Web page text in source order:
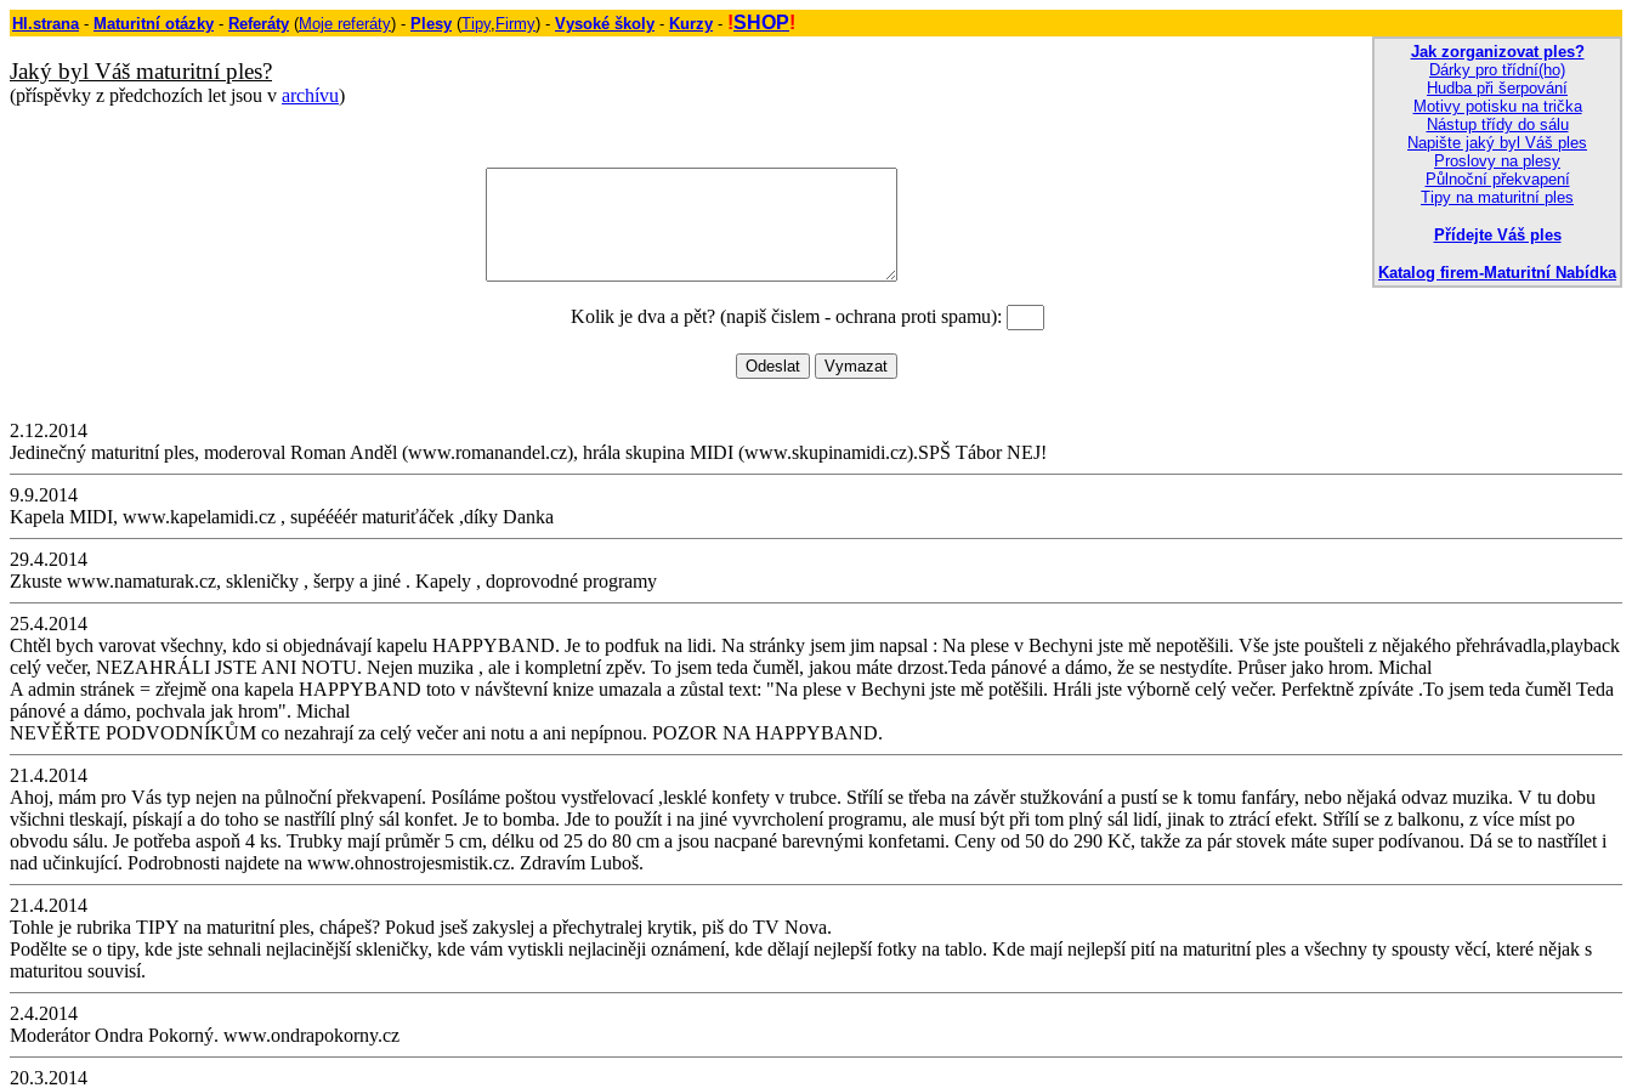
Hl.strana- Maturitní otázky - Referáty (Moje referáty) - Plesy (Tipy, Firmy) - Vysoké školy - Kurzy - !SHOP!
Jak zorganizovat ples?
Dárky pro třídní(ho)
Hudba při šerpování
Motivy potisku na trička
Nástup třídy do sálu
Napište jaký byl Váš ples
Proslovy na plesy
Půlnoční překvapení
Tipy na maturitní ples
Přídejte Váš ples
Katalog firem-Maturitní Nabídka
Jaký byl Váš maturitní ples?
(příspěvky z předchozích let jsou v archívu)
Kolik je dva a pět? (napiš čislem - ochrana proti spamu):
2.12.2014
Jedinečný maturitní ples, moderoval Roman Anděl (www.romanandel.cz), hrála skupina MIDI (www.skupinamidi.cz).SPŠ Tábor NEJ!
9.9.2014
Kapela MIDI, www.kapelamidi.cz , supéééér maturiťáček ,díky Danka
29.4.2014
Zkuste www.namaturak.cz, skleničky , šerpy a jiné . Kapely , doprovodné programy
25.4.2014
Chtěl bych varovat všechny, kdo si objednávají kapelu HAPPYBAND. Je to podfuk na lidi. Na stránky jsem jim napsal : Na plese v Bechyni jste mě nepotěšili. Vše jste poušteli z nějakého přehrávadla,playback
celý večer, NEZAHRÁLI JSTE ANI NOTU. Nejen muzika , ale i kompletní zpěv. To jsem teda čuměl, jakou máte drzost.Teda pánové a dámo, že se nestydíte. Průser jako hrom. Michal
A admin stránek = zřejmě ona kapela HAPPYBAND toto v návštevní knize umazala a zůstal text: "Na plese v Bechyni jste mě potěšili. Hráli jste výborně celý večer. Perfektně zpíváte .To jsem teda čuměl Teda
pánové a dámo, pochvala jak hrom". Michal
NEVĚŘTE PODVODNÍKŮM co nezahrají za celý večer ani notu a ani nepípnou. POZOR NA HAPPYBAND.
21.4.2014
Ahoj, mám pro Vás typ nejen na půlnoční překvapení. Posíláme poštou vystřelovací ,lesklé konfety v trubce. Střílí se třeba na závěr stužkování a pustí se k tomu fanfáry, nebo nějaká odvaz muzika. V tu dobu
všichni tleskají, pískají a do toho se nastřílí plný sál konfet. Je to bomba. Jde to použít i na jiné vyvrcholení programu, ale musí být při tom plný sál lidí, jinak to ztrácí efekt. Střílí se z balkonu, z více míst po
obvodu sálu. Je potřeba aspoň 4 ks. Trubky mají průměr 5 cm, délku od 25 do 80 cm a jsou nacpané barevnými konfetami. Ceny od 50 do 290 Kč, takže za pár stovek máte super podívanou. Dá se to nastřílet i
nad učinkující. Podrobnosti najdete na www.ohnostrojesmistik.cz. Zdravím Luboš.
21.4.2014
Tohle je rubrika TIPY na maturitní ples, chápeš? Pokud jseš zakyslej a přechytralej krytik, piš do TV Nova.
Podělte se o tipy, kde jste sehnali nejlacinější skleničky, kde vám vytiskli nejlaciněji oznámení, kde dělají nejlepší fotky na tablo. Kde mají nejlepší pití na maturitní ples a všechny ty spousty věcí, které nějak s
maturitou souvisí.
2.4.2014
Moderátor Ondra Pokorný. www.ondrapokorny.cz
20.3.2014